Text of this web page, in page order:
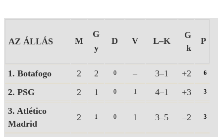
AZ ÁLLÁS M
G
y
D V L–K
G
k
P
1. Botafogo 2 2 0 – 3–1 +2 6
2. PSG 2 1 0 1 4–1 +3 3
3. Atlético
Madrid
2 1 0 1 3–5 –2 3